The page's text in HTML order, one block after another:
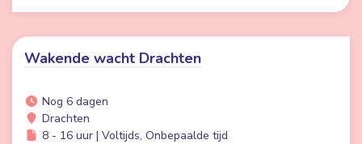
Wakende wacht Drachten
Nog 6 dagen
Drachten
8 - 16 uur | Voltijds, Onbepaalde tijd